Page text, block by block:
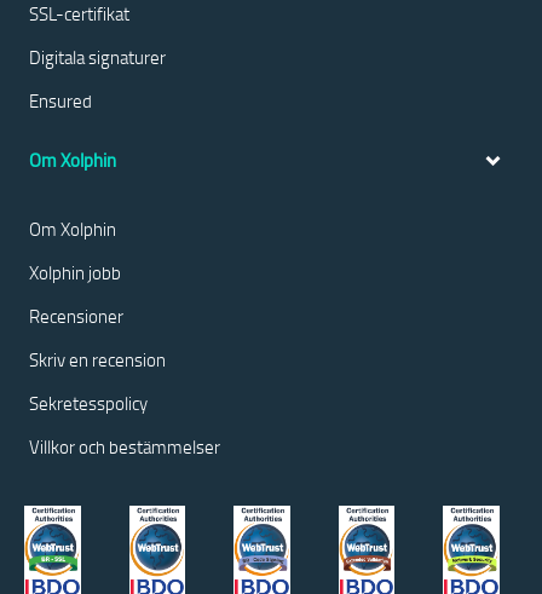
SSL-certifikat
Digitala signaturer
Ensured
Om Xolphin
Om Xolphin
Xolphin jobb
Recensioner
Skriv en recension
Sekretesspolicy
Villkor och bestämmelser